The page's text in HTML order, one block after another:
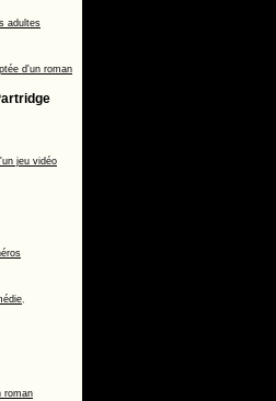
adultes
d'un roman
jeu vidéo
,
roman